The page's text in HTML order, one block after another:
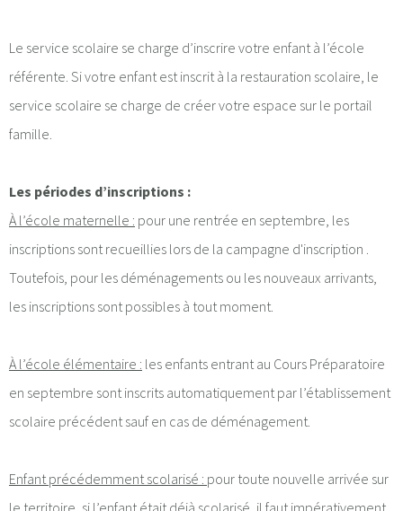
Le service scolaire se charge d’inscrire votre enfant à l’école
référente. Si votre enfant est inscrit à la restauration scolaire, le
service scolaire se charge de créer votre espace sur le portail
famille.
Les périodes d’inscriptions :
À l’école maternelle : pour une rentrée en septembre, les
inscriptions sont recueillies lors de la campagne d'inscription .
Toutefois, pour les déménagements ou les nouveaux arrivants,
les inscriptions sont possibles à tout moment.
À l’école élémentaire : les enfants entrant au Cours Préparatoire
en septembre sont inscrits automatiquement par l’établissement
scolaire précédent sauf en cas de déménagement.
Enfant précédemment scolarisé : pour toute nouvelle arrivée sur
le territoire, si l’enfant était déjà scolarisé, il faut impérativement